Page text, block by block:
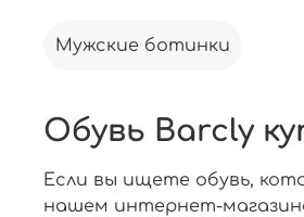
Мужские ботинки
Обувь Barcly
Если вы ищете обувь,
нашем интернет-